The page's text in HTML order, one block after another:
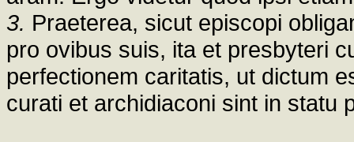
3. Praeterea, sicut episcopi
pro ovibus suis, ita et presbyteri
perfectionem caritatis, ut dictum
curati et archidiaconi sint in statu